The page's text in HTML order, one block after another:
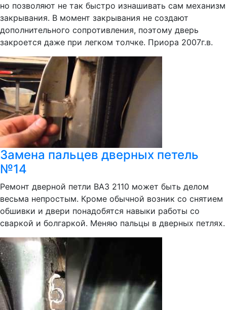
но позволяют не так быстро изнашивать сам механизм
закрывания. В момент закрывания не создают
дополнительного сопротивления, поэтому дверь
закроется даже при легком толчке. Приора 2007г.в.
Замена пальцев дверных петель
№14
Ремонт дверной петли ВАЗ 2110 может быть делом
весьма непростым. Кроме обычной возник со снятием
обшивки и двери понадобятся навыки работы со
сваркой и болгаркой. Меняю пальцы в дверных петлях.